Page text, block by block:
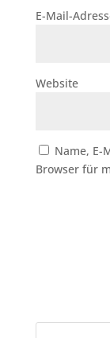
E-Mail-
Website
Name, E-
Browser für